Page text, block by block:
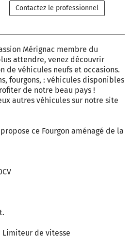
Contactez le professionnel
Mérignac membre du
attendre, venez découvrir
de véhicules neufs et occasions.
fourgons, : véhicules disponibles
de notre beau pays !
autres véhicules sur notre site
ce Fourgon aménagé de la
Limiteur de vitesse